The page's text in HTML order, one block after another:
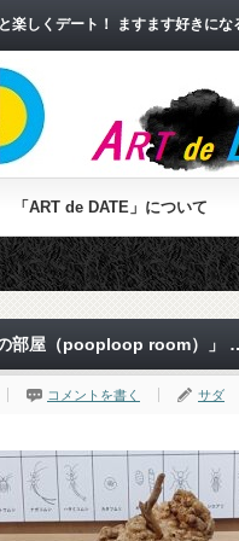
楽しくデート！ ますます好きに
「ART de DATE」について
の部屋（pooploop room）」
コメントを書く サダ